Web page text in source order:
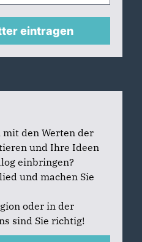
eintragen
den Werten der
und Ihre Ideen
einbringen?
und machen Sie
oder in der
sind Sie richtig!